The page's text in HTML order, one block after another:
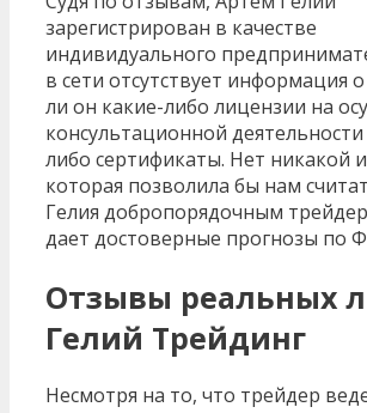
зарегистрирован в качестве
индивидуального
в сети отсутствует информация
ли он какие-либо лицензии на
консультационной
либо сертификаты. Нет никакой
которая позволила бы нам
Гелия добропорядочным
дает достоверные прогнозы по
Отзывы реальных
Гелий Трейдинг
Несмотря на то, что трейдер